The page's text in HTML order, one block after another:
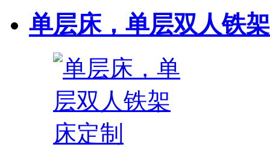
单层床，单层双人铁